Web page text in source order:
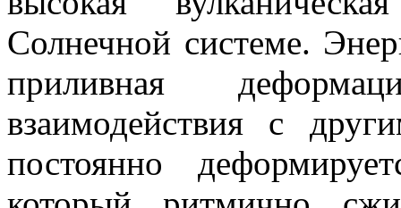
Солнечной системе.
приливная
взаимодействия с
постоянно